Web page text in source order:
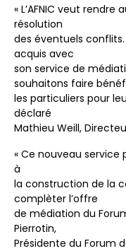
« L’AFNIC veut rendre
résolution
des éventuels conflits.
acquis avec
son service de
souhaitons faire
les particuliers pour
déclaré
Mathieu Weill,
« Ce nouveau
à
la construction de la
complèter l’offre
de médiation du
Pierrotin,
Présidente du Forum